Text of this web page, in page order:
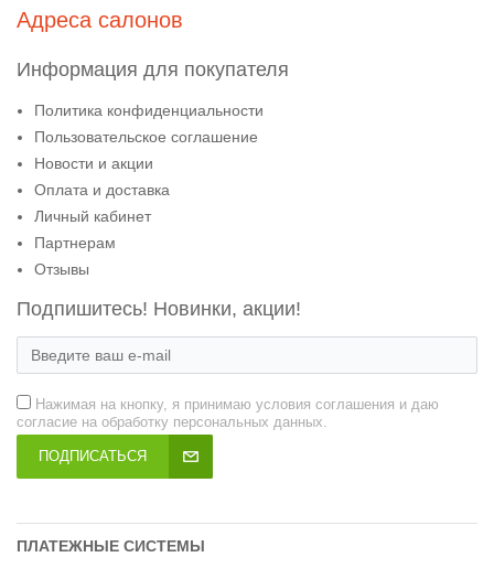
Адреса салонов
Информация для покупателя
Политика конфиденциальности
Пользовательское соглашение
Новости и акции
Оплата и доставка
Личный кабинет
Партнерам
Отзывы
Подпишитесь! Новинки, акции!
Нажимая на кнопку, я принимаю условия соглашения и даю
согласие на обработку персональных данных.
ПОДПИСАТЬСЯ
ПЛАТЕЖНЫЕ СИСТЕМЫ